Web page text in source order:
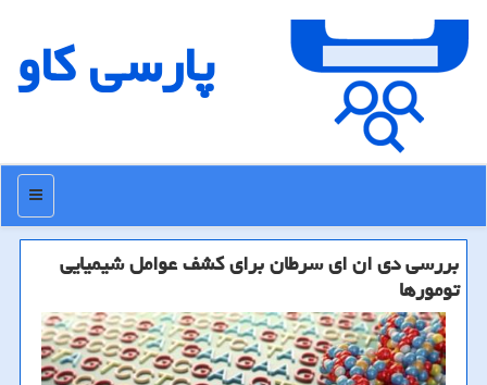
پارسی كاو
منو
بررسی دی ان ای سرطان برای كشف عوامل شیمیایی
تومورها